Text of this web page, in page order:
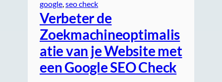
google, seo check
Verbeter de
Zoekmachineoptimalis
atie van je Website met
een Google SEO Check